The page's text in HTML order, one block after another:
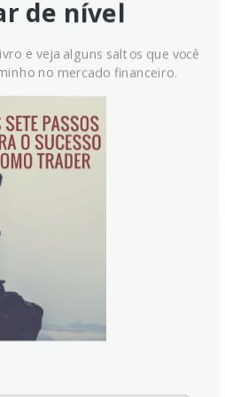
Canadá deve subir com o
geopolítica entre EUA
recebe
Greenback
impulso diante de um
de nível
e veja alguns saltos que você
no mercado financeiro.